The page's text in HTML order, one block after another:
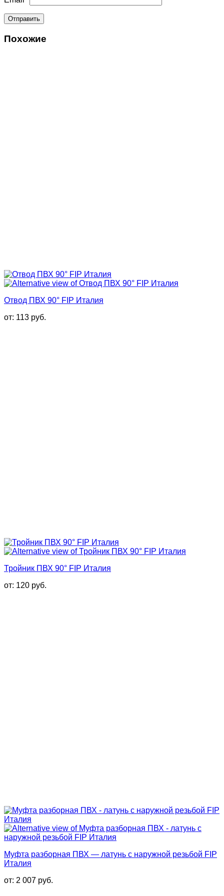
Похожие
Отвод ПВХ 90° FIP Италия
от: 113 руб.
Тройник ПВХ 90° FIP Италия
от: 120 руб.
Муфта разборная ПВХ — латунь с наружной резьбой FIP
Италия
от: 2 007 руб.